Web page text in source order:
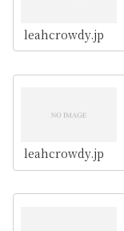
leahcrowdy.jp
leahcrowdy.jp